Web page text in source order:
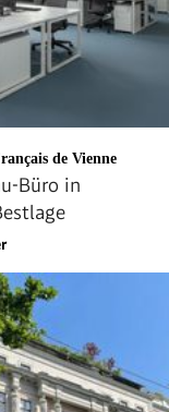
de Vienne
Büro in